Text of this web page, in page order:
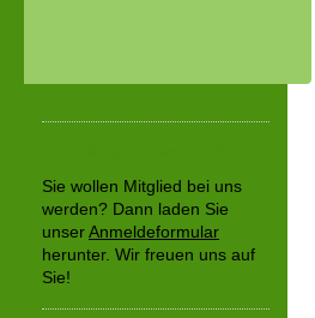
Sie wollen Mitglied bei uns
werden? Dann laden Sie
unserAnmeldeformular
herunter. Wir freuen uns auf
Sie!